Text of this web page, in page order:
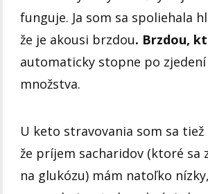
funguje. Ja som sa spoliehala
že je akousi brzdou. Brzdou,
automaticky stopne po
množstva.
U keto stravovania som sa tiež
že príjem sacharidov (ktoré sa
na glukózu) mám natoľko